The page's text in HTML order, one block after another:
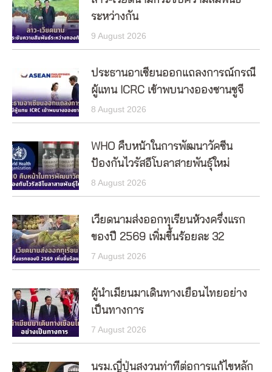
ระหว่างกัน
9 August 2026
ประธานอาเซียนออกแถลงการณ์กรณี
ผู้แทน ICRC เข้าพบนางอองซานซูจี
8 August 2026
WHO คืบหน้าในการพัฒนาวัคซีน
ป้องกันไวรัสอีโบลาสายพันธุ์ใหม่
8 August 2026
เวียดนามส่งออกทุเรียนห้วงครึ่งแรก
ของปี 2569 เพิ่มขึ้นร้อยละ 32
7 August 2026
ผู้นำเมียนมาเดินทางเยือนไทยอย่าง
เป็นทางการ
7 August 2026
นรม.ญี่ปุ่นสงวนท่าทีต่อการแก้ไขหลัก